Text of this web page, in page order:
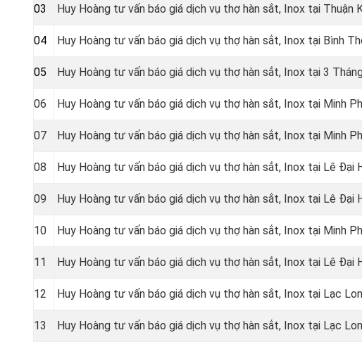
03 Huy Hoàng tư vấn báo giá dịch vụ thợ hàn sắt, Inox tại Thuận
04 Huy Hoàng tư vấn báo giá dịch vụ thợ hàn sắt, Inox tại Bình
05 Huy Hoàng tư vấn báo giá dịch vụ thợ hàn sắt, Inox tại 3
06 Huy Hoàng tư vấn báo giá dịch vụ thợ hàn sắt, Inox tại Minh
07 Huy Hoàng tư vấn báo giá dịch vụ thợ hàn sắt, Inox tại Minh
08 Huy Hoàng tư vấn báo giá dịch vụ thợ hàn sắt, Inox tại Lê Đại
09 Huy Hoàng tư vấn báo giá dịch vụ thợ hàn sắt, Inox tại Lê Đại
10 Huy Hoàng tư vấn báo giá dịch vụ thợ hàn sắt, Inox tại Minh
11 Huy Hoàng tư vấn báo giá dịch vụ thợ hàn sắt, Inox tại Lê Đại
12 Huy Hoàng tư vấn báo giá dịch vụ thợ hàn sắt, Inox tại Lạc
13 Huy Hoàng tư vấn báo giá dịch vụ thợ hàn sắt, Inox tại Lạc